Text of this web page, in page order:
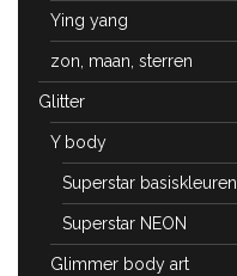
Ying yang
zon, maan, sterren
Glitter
Y body
Superstar basiskleuren
Superstar NEON
Glimmer body art